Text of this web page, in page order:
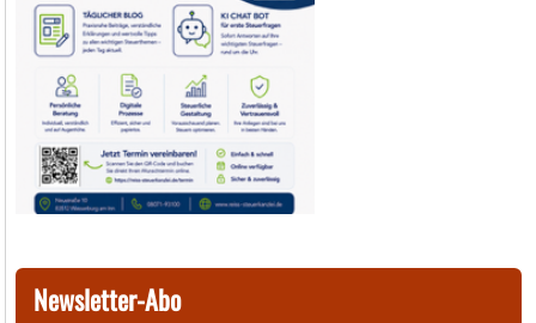
Newsletter-Abo